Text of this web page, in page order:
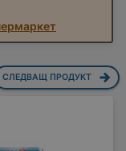
СЛЕДВАЩ ПРОДУКТ